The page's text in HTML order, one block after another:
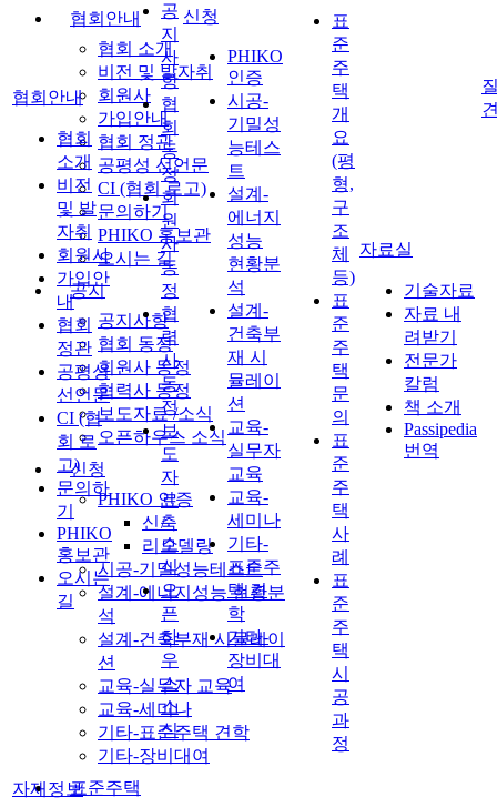
협회안내
협회 소개
비전 및 발자취
회원사
가입안내
협회 정관
공평성 선언문
CI (협회 로고)
문의하기
PHIKO 홍보관
오시는 길
공지
공지사항
협회 동정
회원사 동정
협력사 동정
보도자료 /소식
오픈하우스 소식
신청
PHIKO 인증
신축
리모델링
시공-기밀성능테스트
설계-에너지성능 현황분
석
설계-건축부재 시뮬레이
션
교육-실무자 교육
교육-세미나
기타-표준주택 견학
기타-장비대여
표준주택
협회안내
협회
소개
비전
및 발
자취
회원사
가입안
내
협회
정관
공평성
선언문
CI (협
회 로
고)
문의하
기
PHIKO
홍보관
오시는
길
공
지
사
항
협
회
동
정
회
원
사
동
정
협
력
사
동
정
보
도
자
료
/
소
식
오
픈
하
우
스
소
식
신청
PHIKO
인증
시공-
기밀성
능테스
트
설계-
에너지
성능
현황분
석
설계-
건축부
재 시
뮬레이
션
교육-
실무자
교육
교육-
세미나
기타-
표준주
택 견
학
기타-
장비대
여
표
준
주
택
개
요
(평
형,
구
조
체
등)
표
준
주
택
문
의
표
준
주
택
사
례
표
준
주
택
시
공
과
정
자료실
기술자료
자료 내
려받기
전문가
칼럼
책 소개
Passipedia
번역
자재정보